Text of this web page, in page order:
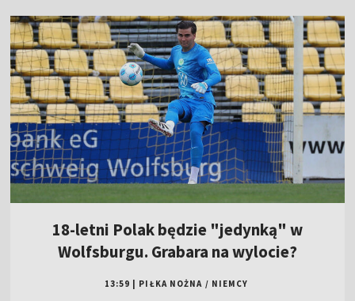
18-letni Polak będzie "jedynką" w
Wolfsburgu. Grabara na wylocie?
13:59 PIŁKA NOŻNA / NIEMCY